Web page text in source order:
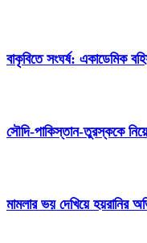
বাকৃবিতে সংঘর্ষ: একাডেমিক
সৌদি-পাকিস্তান-তুরস্ককে
মামলার ভয় দেখিয়ে হয়রানির